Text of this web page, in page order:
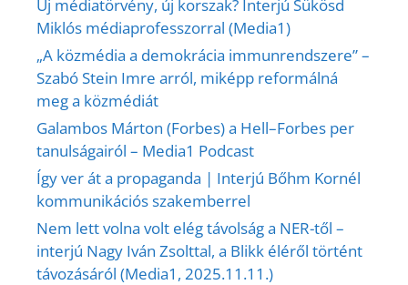
Új médiatörvény, új korszak? Interjú Sükösd
Miklós médiaprofesszorral (Media1)
„A közmédia a demokrácia immunrendszere” –
Szabó Stein Imre arról, miképp reformálná
meg a közmédiát
Galambos Márton (Forbes) a Hell–Forbes per
tanulságairól – Media1 Podcast
Így ver át a propaganda | Interjú Bőhm Kornél
kommunikációs szakemberrel
Nem lett volna volt elég távolság a NER-től –
interjú Nagy Iván Zsolttal, a Blikk éléről történt
távozásáról (Media1, 2025.11.11.)